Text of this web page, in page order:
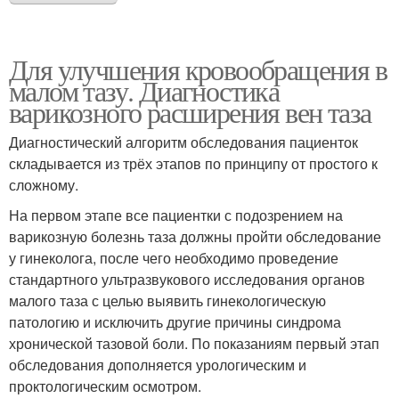
Для улучшения кровообращения в
малом тазу. Диагностика
варикозного расширения вен таза
Диагностический алгоритм обследования пациенток
складывается из трёх этапов по принципу от простого к
сложному.
На первом этапе все пациентки с подозрением на
варикозную болезнь таза должны пройти обследование
у гинеколога, после чего необходимо проведение
стандартного ультразвукового исследования органов
малого таза с целью выявить гинекологическую
патологию и исключить другие причины синдрома
хронической тазовой боли. По показаниям первый этап
обследования дополняется урологическим и
проктологическим осмотром.